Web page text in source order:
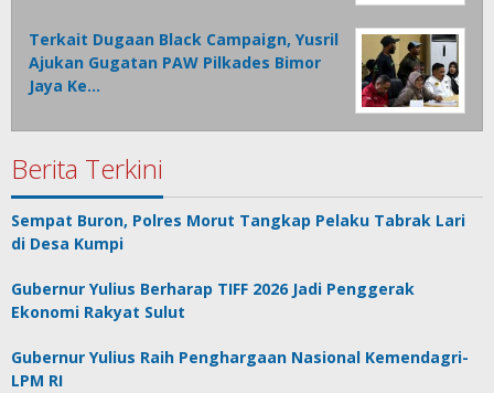
Terkait Dugaan Black Campaign, Yusril
Ajukan Gugatan PAW Pilkades Bimor
Jaya Ke…
Berita Terkini
Sempat Buron, Polres Morut Tangkap Pelaku Tabrak Lari
di Desa Kumpi
Gubernur Yulius Berharap TIFF 2026 Jadi Penggerak
Ekonomi Rakyat Sulut
Gubernur Yulius Raih Penghargaan Nasional Kemendagri-
LPM RI